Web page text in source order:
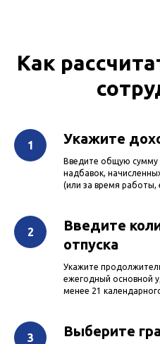
Как
Укажите
Введите общую сумму
надбавок,
(или за время работы,
Введите
отпуска
Укажите
ежегодный основной
менее 21
Выберите